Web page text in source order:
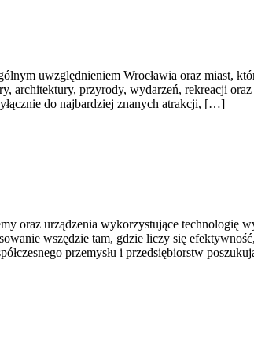
uwzględnieniem Wrocławia oraz miast,
architektury, przyrody, wydarzeń, rekreacji
do najbardziej znanych atrakcji, […]
oraz urządzenia wykorzystujące technologię
wszędzie tam, gdzie liczy się
przemysłu i przedsiębiorstw